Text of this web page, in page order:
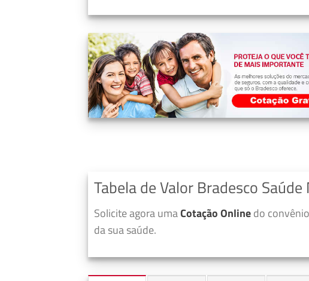
Tabela de Valor Bradesco
Solicite agora umaCotação Onlinedo
da sua saúde.